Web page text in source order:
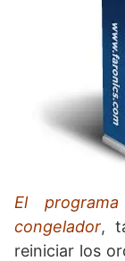
El
congelador,
reiniciar los